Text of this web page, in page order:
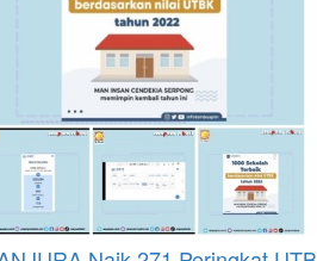
Naik 271 Peringkat UTBK
Lalu
Jan 2023, Dibaca1122 kali